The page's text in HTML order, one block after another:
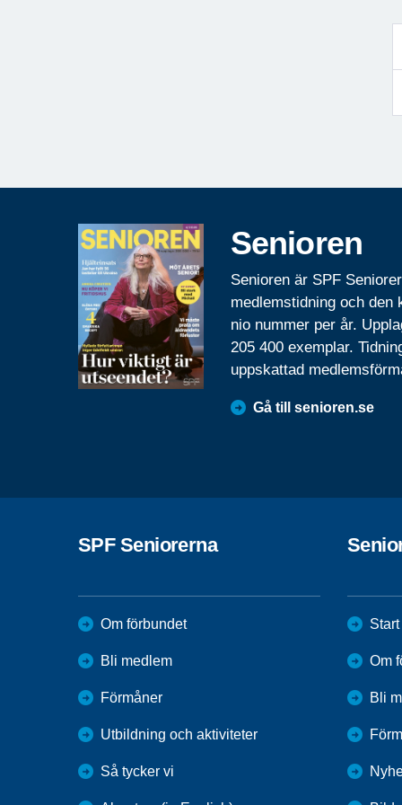
Senioren
Senioren är SPF
medlemstidning och den
nio nummer per år.
205 400 exemplar.
uppskattad
Gå till senioren.se
SPF Seniorerna
Om förbundet
Bli medlem
Förmåner
Utbildning och aktiviteter
Så tycker vi
Start
Om
Bli